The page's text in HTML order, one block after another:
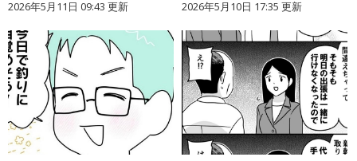
2026年5月11日 09:43 更新 2026年5月10日 17:35 更新